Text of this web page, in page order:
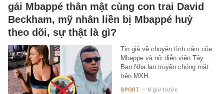
gái Mbappé thân mật cùng con trai David
Beckham, mỹ nhân liền bị Mbappé huỷ
theo dõi, sự thật là gì?
Tin giả về chuyện tình cảm của
Mbappe và nữ diễn viên Tây
Ban Nha lan truyền chóng mặt
trên MXH.
SPORT - 6 giờ trước